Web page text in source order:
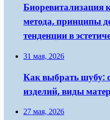
Биоревитализация
метода, принципы
тенденции в
31 мая, 2026
Как выбрать шубу:
изделий, виды
27 мая, 2026